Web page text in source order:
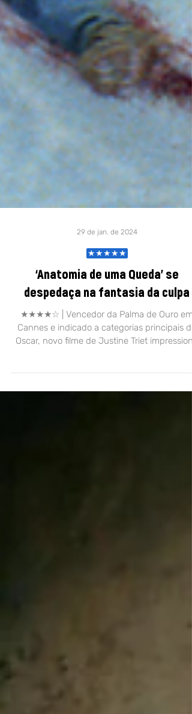
29 de jan. de 2024
★★★★★
‘Anatomia de uma Queda’ se
despedaça na fantasia da culpa
★★★★☆ | Vencedor da Palma de Ouro em